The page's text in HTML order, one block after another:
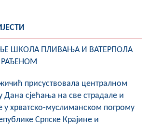
ОПШТИНСКА УПРАВА
ИНФО
ШКОЛА ПЛИВАЊА И ВАТЕРПОЛА
присуствовала централном
сјећања на све страдале и
у хрватско-муслиманском погрому
Српске Крајине и